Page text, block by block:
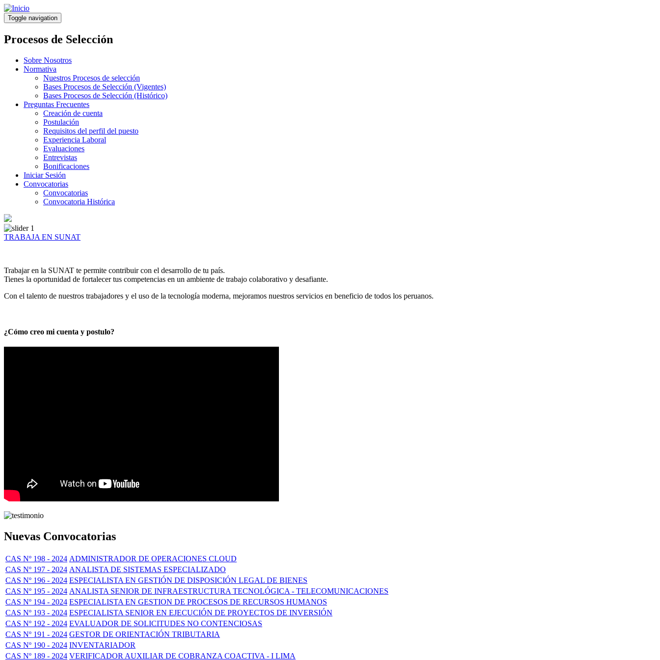
Pasar
al
contenido
principal
Toggle navigation
Procesos de Selección
Sobre Nosotros
Normativa
Nuestros Procesos de selección
Bases Procesos de Selección (Vigentes)
Bases Procesos de Selección (Histórico)
Preguntas Frecuentes
Creación de cuenta
Postulación
Requisitos del perfil del puesto
Experiencia Laboral
Evaluaciones
Entrevistas
Bonificaciones
Iniciar Sesión
Convocatorias
Convocatorias
Convocatoria Histórica
TRABAJA EN SUNAT
Trabajar en la SUNAT te permite contribuir con el desarrollo de tu país.
Tienes la oportunidad de fortalecer tus competencias en un ambiente de trabajo colaborativo y desafiante.
Con el talento de nuestros trabajadores y el uso de la tecnología moderna, mejoramos nuestros servicios en beneficio de todos los peruanos.
¿Cómo creo mi cuenta y postulo?
Nuevas Convocatorias
CAS Nº 198 - 2024 ADMINISTRADOR DE OPERACIONES CLOUD
CAS Nº 197 - 2024 ANALISTA DE SISTEMAS ESPECIALIZADO
CAS Nº 196 - 2024 ESPECIALISTA EN GESTIÓN DE DISPOSICIÓN LEGAL DE BIENES
CAS Nº 195 - 2024 ANALISTA SENIOR DE INFRAESTRUCTURA TECNOLÓGICA - TELECOMUNICACIONES
CAS Nº 194 - 2024 ESPECIALISTA EN GESTION DE PROCESOS DE RECURSOS HUMANOS
CAS Nº 193 - 2024 ESPECIALISTA SENIOR EN EJECUCIÓN DE PROYECTOS DE INVERSIÓN
CAS Nº 192 - 2024 EVALUADOR DE SOLICITUDES NO CONTENCIOSAS
CAS Nº 191 - 2024 GESTOR DE ORIENTACIÓN TRIBUTARIA
CAS Nº 190 - 2024 INVENTARIADOR
CAS Nº 189 - 2024 VERIFICADOR AUXILIAR DE COBRANZA COACTIVA - I LIMA